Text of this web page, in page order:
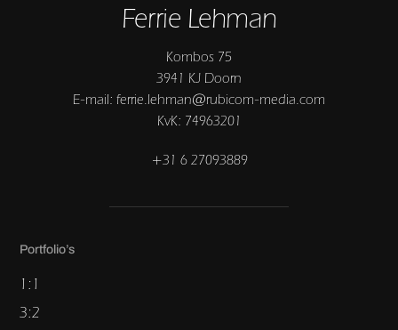
Ferrie Lehman
Kombos 75
3941 KJ Doorn
E-mail: ferrie.lehman@rubicom-media.com
KvK: 74963201
+31 6 27093889
Portfolio’s
1:1
3:2